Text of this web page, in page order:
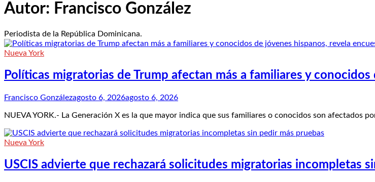
Autor: Francisco González
Periodista de la República Dominicana.
Nueva York
Políticas migratorias de Trump afectan más a familiares y
Francisco Gonzálezagosto 6, 2026agosto 6, 2026
NUEVA YORK.- La Generación X es la que mayor indica que sus familiares o conocidos son afectados
Nueva York
USCIS advierte que rechazará solicitudes migratorias incompletas